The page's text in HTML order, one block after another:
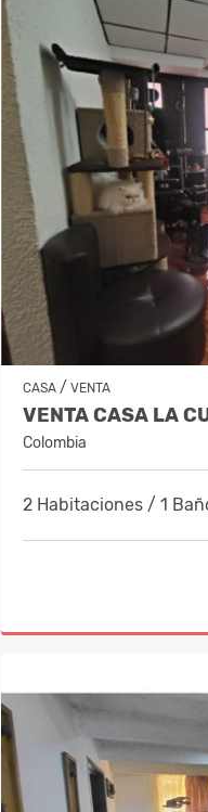
CASA / VENTA
Colombia
2 Habitaciones / 1